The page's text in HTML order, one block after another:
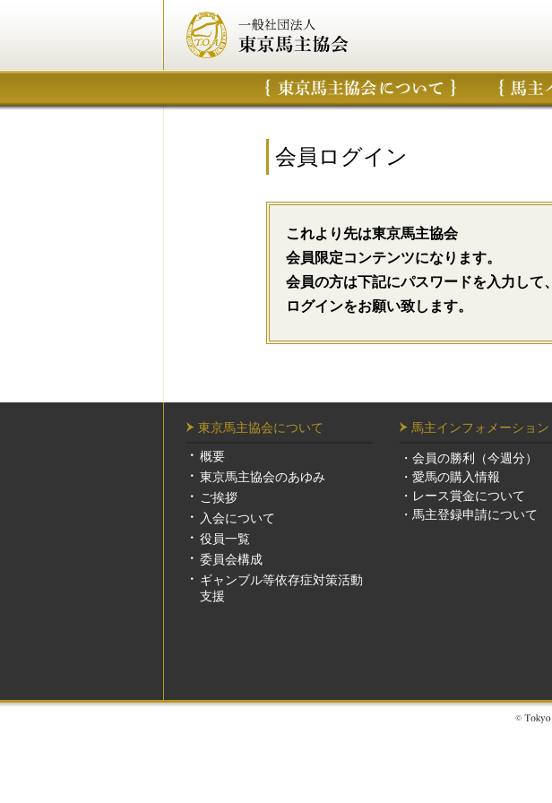
会員ログイン
これより先は東京馬主協会
会員限定コンテンツになります。
会員の方は下記にパスワードを入力して、
ログインをお願い致します。
東京馬主協会について
概要
東京馬主協会のあゆみ
ご挨拶
入会について
役員一覧
委員会構成
ギャンブル等依存症対策活動
支援
馬主インフォメーション
・ 会員の勝利（今週分）
・ 愛馬の購入情報
・ レース賞金について
・ 馬主登録申請について